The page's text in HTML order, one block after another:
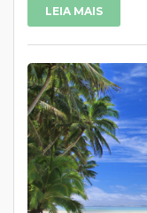
LEIA MAIS